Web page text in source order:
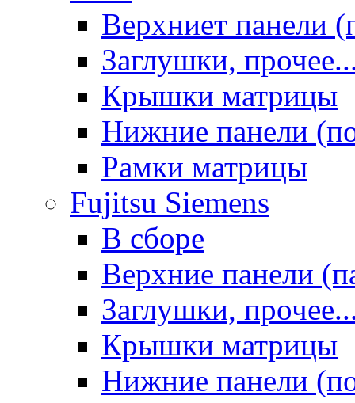
Верхниет панели
Заглушки,
Крышки матрицы
Нижние панели
Рамки матрицы
Fujitsu Siemens
В сборе
Верхние панели
Заглушки,
Крышки матрицы
Нижние панели